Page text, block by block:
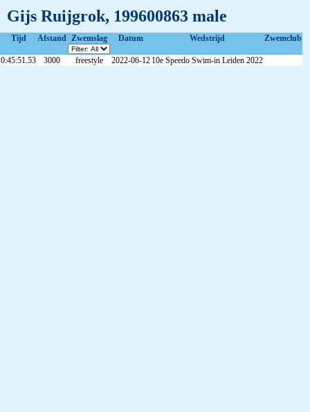
Gijs Ruijgrok, 199600863 male
Tijd Afstand Zwemslag Datum Wedstrijd Zwemclub
0:45:51.53 3000 freestyle 2022-06-12 10e Speedo Swim-in Leiden 2022